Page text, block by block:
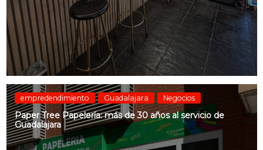
empredendimiento Guadalajara Negocios
Paper Tree Papelería: más de 30 años al servicio de
Guadalajara